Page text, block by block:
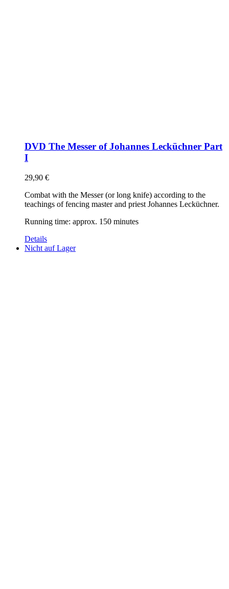
DVD The Messer of Johannes Lecküchner Part
I
29,90 €
Combat with the Messer (or long knife) according to the
teachings of fencing master and priest Johannes Lecküchner.
Running time: approx. 150 minutes
Details
Nicht auf Lager